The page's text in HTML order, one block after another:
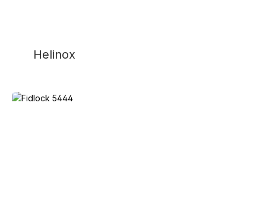
Helinox
Fidlock